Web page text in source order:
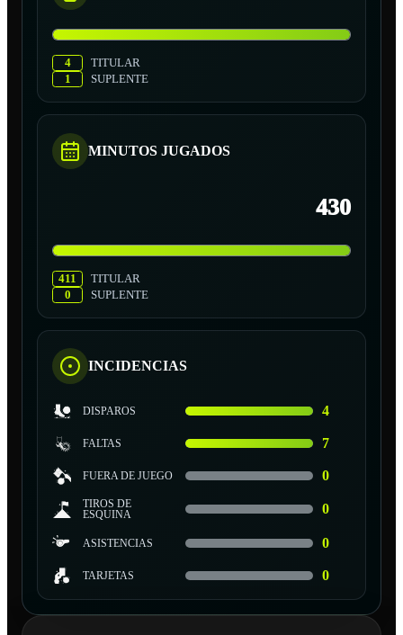
4
TITULAR
1
SUPLENTE
MINUTOS JUGADOS
430
411
TITULAR
0
SUPLENTE
INCIDENCIAS
DISPAROS 4
FALTAS 7
FUERA DE JUEGO 0
TIROS DE
ESQUINA
0
ASISTENCIAS 0
TARJETAS 0